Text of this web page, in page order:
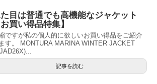
た目は普通でも高機能なジャケット
お買い得品特集】
ですが私の個人的に欲しいお買い得品をご紹介
す。 MONTURA MARINA WINTER JACKET
記事を読む